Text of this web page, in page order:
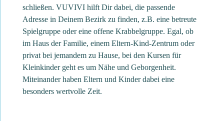
schließen. VUVIVI hilft Dir dabei, die passende
Adresse in Deinem Bezirk zu finden, z.B. eine betreute
Spielgruppe oder eine offene Krabbelgruppe. Egal, ob
im Haus der Familie, einem Eltern-Kind-Zentrum oder
privat bei jemandem zu Hause, bei den Kursen für
Kleinkinder geht es um Nähe und Geborgenheit.
Miteinander haben Eltern und Kinder dabei eine
besonders wertvolle Zeit.